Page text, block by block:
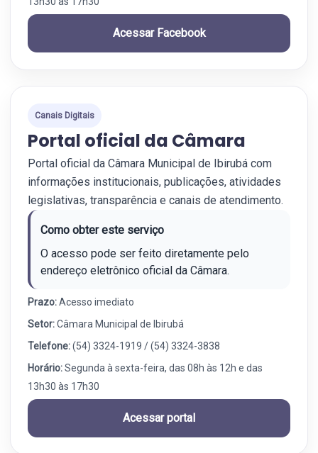
Acessar Facebook
Canais Digitais
Portal oficial da Câmara
Portal oficial da Câmara Municipal de Ibirubá com
informações institucionais, publicações, atividades
legislativas, transparência e canais de atendimento.
Como obter este serviço
O acesso pode ser feito diretamente pelo
endereço eletrônico oficial da Câmara.
Prazo:Acesso imediato
Setor:Câmara Municipal de Ibirubá
Telefone:(54) 3324-1919 / (54) 3324-3838
Horário:Segunda à sexta-feira, das 08h às 12h e das
13h30 às 17h30
Acessar portal